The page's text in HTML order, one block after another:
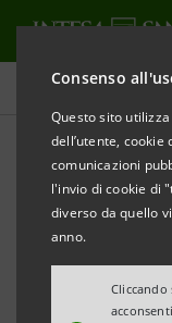
Consenso
Questo sito
dell’utente,
comunicazioni
l'invio di cookie di
diverso da quello
anno.
Comunicati stampa
STAMPA
INTESA
LISTA DEI
Torino, Milano, 1°